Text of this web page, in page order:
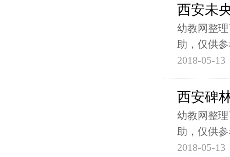
西安未
幼教网整
助，仅供
2018-05-13
西安碑
幼教网整
助，仅供
2018-05-13